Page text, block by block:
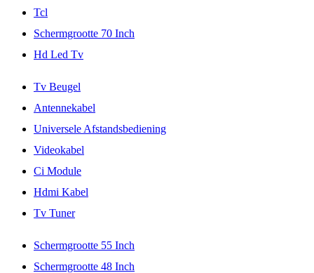
Tcl
Schermgrootte 70 Inch
Hd Led Tv
Tv Beugel
Antennekabel
Universele Afstandsbediening
Videokabel
Ci Module
Hdmi Kabel
Tv Tuner
Schermgrootte 55 Inch
Schermgrootte 48 Inch